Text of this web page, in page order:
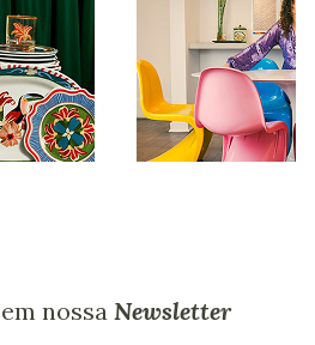
nossa Newsletter